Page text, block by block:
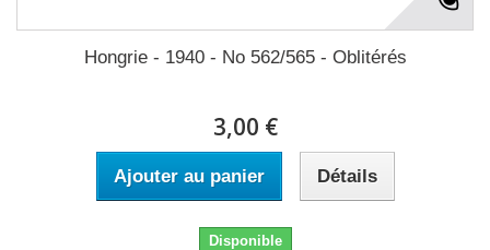
Hongrie - 1940 - No 562/565 - Oblitérés
3,00 €
Ajouter au panier Détails
Disponible